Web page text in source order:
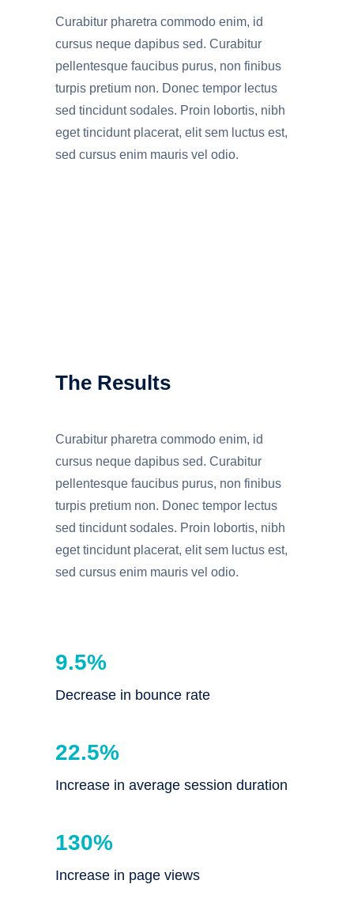
Curabitur pharetra commodo enim, id
cursus neque dapibus sed. Curabitur
pellentesque faucibus purus, non finibus
turpis pretium non. Donec tempor lectus
sed tincidunt sodales. Proin lobortis, nibh
eget tincidunt placerat, elit sem luctus est,
sed cursus enim mauris vel odio.
The Results
Curabitur pharetra commodo enim, id
cursus neque dapibus sed. Curabitur
pellentesque faucibus purus, non finibus
turpis pretium non. Donec tempor lectus
sed tincidunt sodales. Proin lobortis, nibh
eget tincidunt placerat, elit sem luctus est,
sed cursus enim mauris vel odio.
9.5%
Decrease in bounce rate
22.5%
Increase in average session duration
130%
Increase in page views